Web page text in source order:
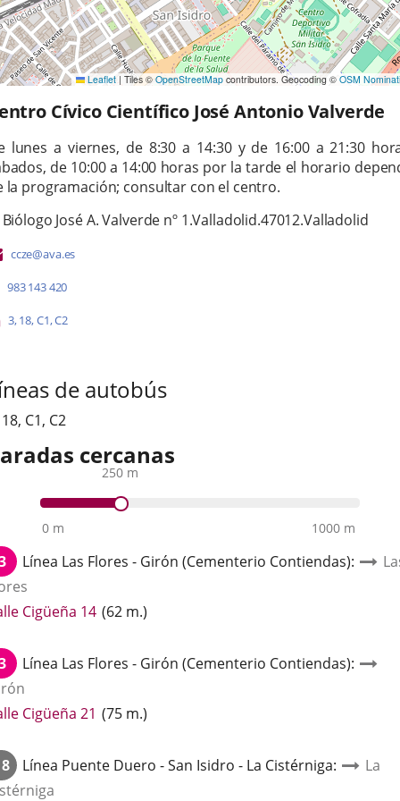
Leaflet | Tiles ©OpenStreetMap contributors. Geocoding © OSM
Cívico Científico José Antonio Valverde
lunes a viernes, de 8:30 a 14:30 y de 16:00 a 21:30
de 10:00 a 14:00 horas por la tarde el horario
la programación; consultar con el centro.
José A. Valverde nº 1.Valladolid.47012.Valladolid
Adresse
courrier
ccze@ava.es
Téléphones
983 143 420
Líneas
3Enlace
externa.
,18Enlace
externa.
,C1Enlace
externa.
,C2Enlace
externa.
de autobús
18, C1, C2
cercanas
0 m
250 m
1000 m
Línea Las Flores - Girón (Cementerio Contiendas):
Cigüeña 14Enlace
aplicación
(62 m.)
Línea Las Flores - Girón (Cementerio Contiendas):
Cigüeña 21 Enlace
aplicación
(75 m.)
Línea Puente Duero - San Isidro - La Cistérniga:
La